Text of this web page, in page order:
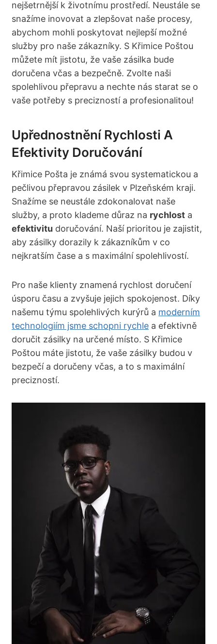
nejšetrnější k životnímu prostředí. Neustále se
snažíme inovovat a zlepšovat naše procesy,
abychom mohli poskytovat nejlepší možné
služby pro naše zákazníky. S Křimice Poštou
můžete mít jistotu, že vaše zásilka bude
doručena včas a bezpečně. Zvolte naši
spolehlivou přepravu a nechte nás starat se o
vaše potřeby s precizností a profesionalitou!
Upřednostnění Rychlosti A
Efektivity Doručování
Křimice Pošta je známá svou systematickou a
pečlivou přepravou zásilek v Plzeňském kraji.
Snažíme se neustále zdokonalovat naše
služby, a proto klademe důraz na rychlost a
efektivitu doručování. Naší prioritou je zajistit,
aby zásilky dorazily k zákazníkům v co
nejkratším čase a s maximální spolehlivostí.
Pro naše klienty znamená rychlost doručení
úsporu času a zvyšuje jejich spokojenost. Díky
našemu týmu spolehlivých kurýrů a moderním
technologiím jsme schopni rychle a efektivně
doručit zásilky na určené místo. S Křimice
Poštou máte jistotu, že vaše zásilky budou v
bezpečí a doručeny včas, a to s maximální
precizností.